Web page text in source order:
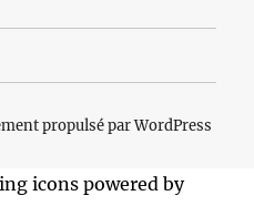
propulsé par WordPress
icons powered by